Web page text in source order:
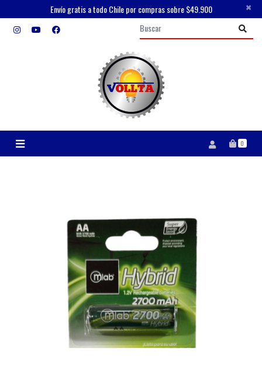
Envío gratis a todo Chile por compras sobre $49.900 ×
0